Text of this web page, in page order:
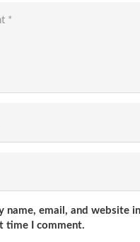
name, email, and website
time I comment.